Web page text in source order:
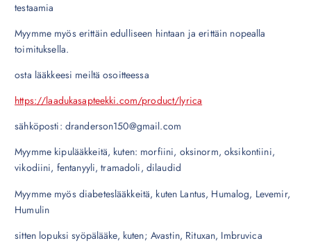
testaamia
Myymme myös erittäin edulliseen hintaan ja erittäin nopealla
toimituksella.
osta lääkkeesi meiltä osoitteessa
https://laadukasapteekki.com/product/lyrica
sähköposti: dranderson150@gmail.com
Myymme kipulääkkeitä, kuten: morfiini, oksinorm, oksikontiini,
vikodiini, fentanyyli, tramadoli, dilaudid
Myymme myös diabeteslääkkeitä, kuten Lantus, Humalog, Levemir,
Humulin
sitten lopuksi syöpälääke, kuten; Avastin, Rituxan, Imbruvica